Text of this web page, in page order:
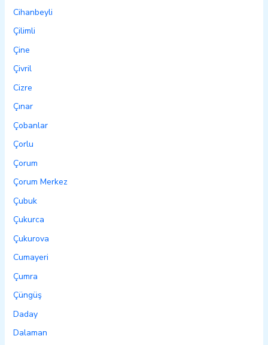
Cihanbeyli
Çilimli
Çine
Çivril
Cizre
Çınar
Çobanlar
Çorlu
Çorum
Çorum Merkez
Çubuk
Çukurca
Çukurova
Cumayeri
Çumra
Çüngüş
Daday
Dalaman